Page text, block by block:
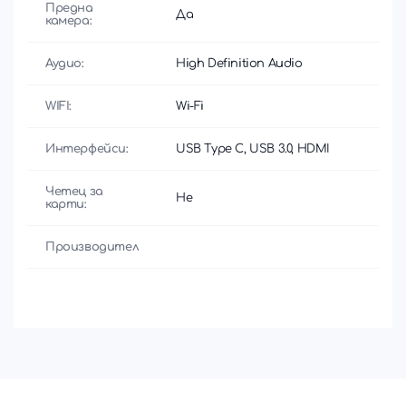
Предна
камера:
Дa
Аудио: High Definition Audio
WIFI: Wi-Fi
Интерфейси: USB Type C, USB 3.0, HDMI
Четец за
карти:
Не
Производител